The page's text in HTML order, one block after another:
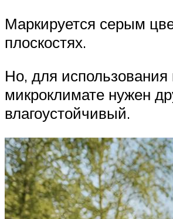
Маркируется серым
плоскостях.
Но, для
микроклимате нужен
влагоустойчивый.